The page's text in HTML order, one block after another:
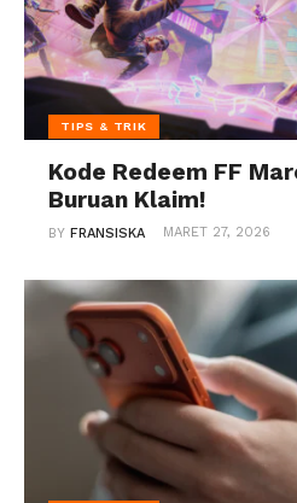
TIPS & TRIK
Kode Redeem FF
Buruan Klaim!
BYFRANSISKA MARET 27, 2026